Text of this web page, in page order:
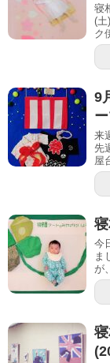
寝
(土
ク
9
来
先
屋
今
ま
が